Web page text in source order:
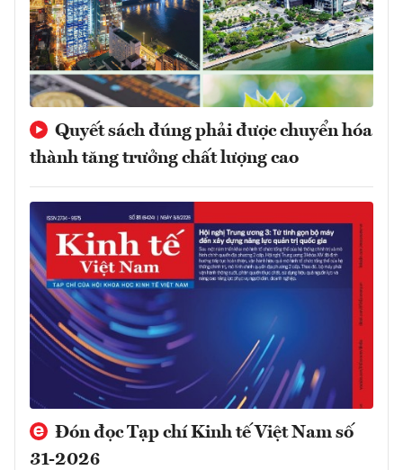
Quyết sách đúng phải được chuyển hóa
thành tăng trưởng chất lượng cao
Đón đọc Tạp chí Kinh tế Việt Nam số
31-2026